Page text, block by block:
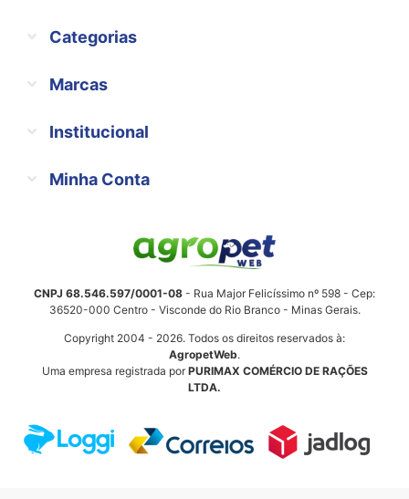
Categorias
Marcas
Institucional
Minha Conta
CNPJ 68.546.597/0001-08 - Rua Major Felicíssimo nº 598 - Cep:
36520-000 Centro - Visconde do Rio Branco - Minas Gerais.
Copyright 2004 - 2026. Todos os direitos reservados à:
AgropetWeb.
Uma empresa registrada porPURIMAX COMÉRCIO DE RAÇÕES
LTDA.